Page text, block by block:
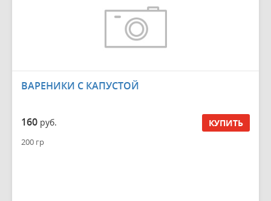
ВАРЕНИКИ С КАПУСТОЙ
160 руб. КУПИТЬ
200 гр